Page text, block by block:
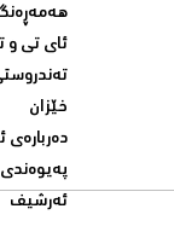
ئای تی و
خێزان
دەربارەی
پەیوەندی
ئەرشیف